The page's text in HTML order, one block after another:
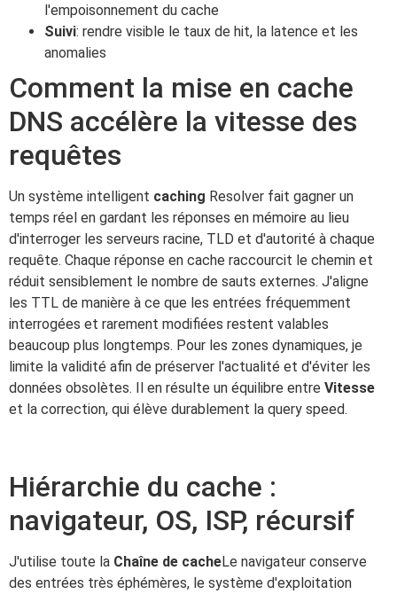
l'empoisonnement du cache
Suivi: rendre visible le taux de hit, la latence et les
anomalies
Comment la mise en cache
DNS accélère la vitesse des
requêtes
Un système intelligent caching Resolver fait gagner un
temps réel en gardant les réponses en mémoire au lieu
d'interroger les serveurs racine, TLD et d'autorité à chaque
requête. Chaque réponse en cache raccourcit le chemin et
réduit sensiblement le nombre de sauts externes. J'aligne
les TTL de manière à ce que les entrées fréquemment
interrogées et rarement modifiées restent valables
beaucoup plus longtemps. Pour les zones dynamiques, je
limite la validité afin de préserver l'actualité et d'éviter les
données obsolètes. Il en résulte un équilibre entre Vitesse
et la correction, qui élève durablement la query speed.
Hiérarchie du cache :
navigateur, OS, ISP, récursif
J'utilise toute la Chaîne de cacheLe navigateur conserve
des entrées très éphémères, le système d'exploitation